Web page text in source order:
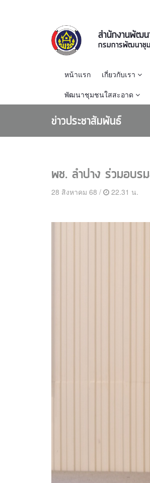
สำนักงานพัฒน
กรมการพัฒนาชุ
หน้าแรก เกี่ยวกับเรา
พัฒนาชุมชนใสสะอาด
ข่าวประชาสัมพันธ์
พช. ลำปาง ร่วมอบร
28 สิงหาคม 68 / 22.31 น.